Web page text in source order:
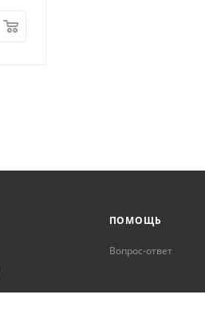
ПОМОЩЬ
Вопрос-ответ